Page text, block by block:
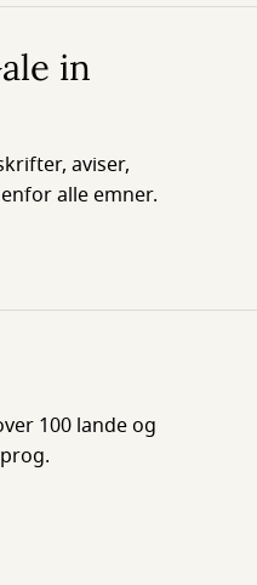
in
aviser,
alle emner.
100 lande og